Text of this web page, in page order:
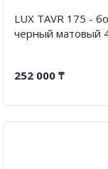
LUX TAVR 175 -
черный матовый
252 000 ₸